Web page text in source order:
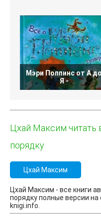
Мэри Поппинс от A до
Я -
Цхай Максим читать
порядку
Цхай Максим
Цхай Максим - все книги
порядку полные версии на
knigi.info.